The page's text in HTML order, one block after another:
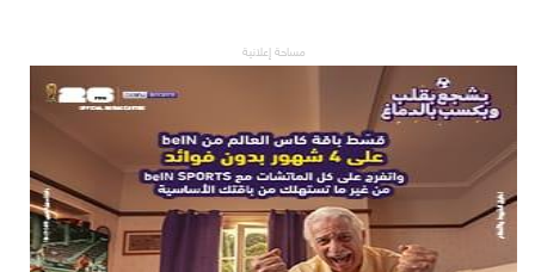
مساحة إعلانية